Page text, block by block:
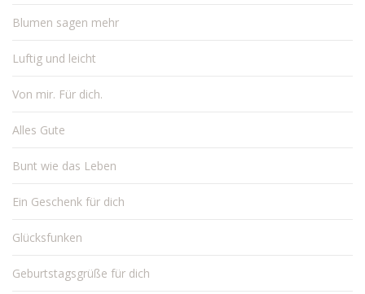
Blumen sagen mehr
Luftig und leicht
Von mir. Für dich.
Alles Gute
Bunt wie das Leben
Ein Geschenk für dich
Glücksfunken
Geburtstagsgrüße für dich